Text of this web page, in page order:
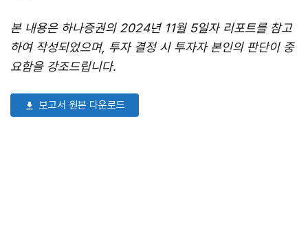
본 내용은 하나증권의 2024년 11월 5일자 리포트를 참고
하여 작성되었으며, 투자 결정 시 투자자 본인의 판단이 중
요함을 강조드립니다.
보고서 원본 다운로드